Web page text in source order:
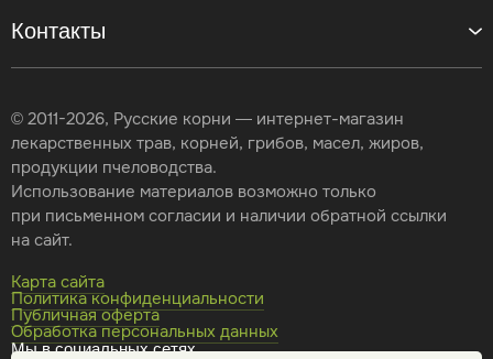
Контакты
© 2011-2026, Русские корни — интернет-магазин
лекарственных трав, корней, грибов, масел, жиров,
продукции пчеловодства.
Использование материалов возможно только
при письменном согласии и наличии обратной ссылки
на сайт.
Карта сайта
Политика конфиденциальности
Публичная оферта
Обработка персональных данных
Мы в социальных сетях